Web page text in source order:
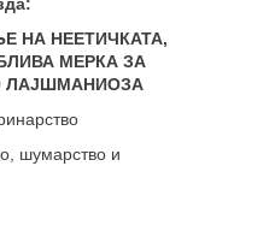
НА НЕЕТИЧКАТА,
МЕРКА ЗА
ЛАЈШМАНИОЗА
шумарство и